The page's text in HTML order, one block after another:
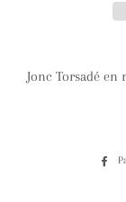
Jonc Torsadé en